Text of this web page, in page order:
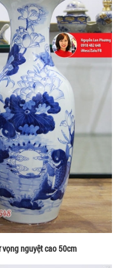
nguyệt cao 50cm